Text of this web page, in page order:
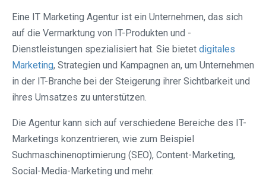
Eine IT Marketing Agentur ist ein Unternehmen, das sich
auf die Vermarktung von IT-Produkten und -
Dienstleistungen spezialisiert hat. Sie bietet digitales
Marketing, Strategien und Kampagnen an, um Unternehmen
in der IT-Branche bei der Steigerung ihrer Sichtbarkeit und
ihres Umsatzes zu unterstützen.
Die Agentur kann sich auf verschiedene Bereiche des IT-
Marketings konzentrieren, wie zum Beispiel
Suchmaschinenoptimierung (SEO), Content-Marketing,
Social-Media-Marketing und mehr.